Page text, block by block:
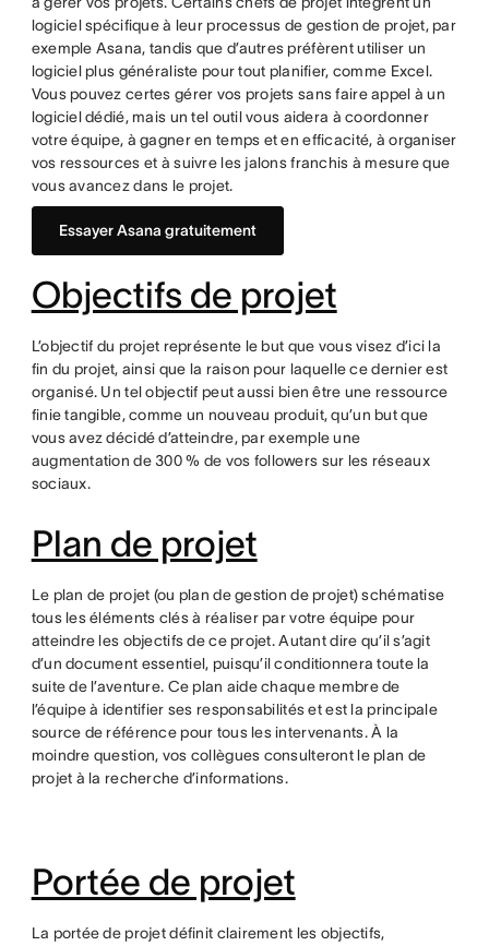
logiciel spécifique à leur processus de gestion de projet, par
exemple Asana, tandis que d’autres préfèrent utiliser un
logiciel plus généraliste pour tout planifier, comme Excel.
Vous pouvez certes gérer vos projets sans faire appel à un
logiciel dédié, mais un tel outil vous aidera à coordonner
votre équipe, à gagner en temps et en efficacité, à organiser
vos ressources et à suivre les jalons franchis à mesure que
vous avancez dans le projet.
Essayer Asana gratuitement
Objectifs de projet
L’objectif du projet représente le but que vous visez d’ici la
fin du projet, ainsi que la raison pour laquelle ce dernier est
organisé. Un tel objectif peut aussi bien être une ressource
finie tangible, comme un nouveau produit, qu’un but que
vous avez décidé d’atteindre, par exemple une
augmentation de 300 % de vos followers sur les réseaux
sociaux.
Plan de projet
Le plan de projet (ou plan de gestion de projet) schématise
tous les éléments clés à réaliser par votre équipe pour
atteindre les objectifs de ce projet. Autant dire qu’il s’agit
d’un document essentiel, puisqu’il conditionnera toute la
suite de l’aventure. Ce plan aide chaque membre de
l’équipe à identifier ses responsabilités et est la principale
source de référence pour tous les intervenants. À la
moindre question, vos collègues consulteront le plan de
projet à la recherche d’informations.
Portée de projet
La portée de projet définit clairement les objectifs,